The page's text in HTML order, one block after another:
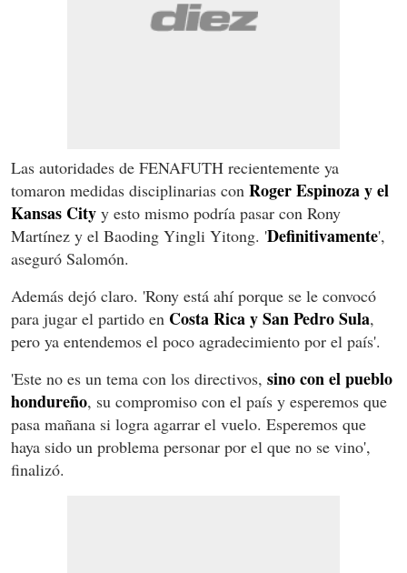
Las autoridades de FENAFUTH recientemente ya
tomaron medidas disciplinarias con Roger Espinoza y el
Kansas City y esto mismo podría pasar con Rony
Martínez y el Baoding Yingli Yitong. 'Definitivamente',
aseguró Salomón.
Además dejó claro. 'Rony está ahí porque se le convocó
para jugar el partido en Costa Rica y San Pedro Sula,
pero ya entendemos el poco agradecimiento por el país'.
'Este no es un tema con los directivos, sino con el pueblo
hondureño, su compromiso con el país y esperemos que
pasa mañana si logra agarrar el vuelo. Esperemos que
haya sido un problema personar por el que no se vino',
finalizó.